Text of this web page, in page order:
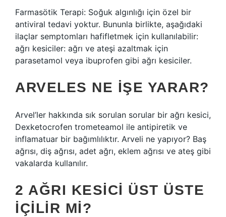
Farmasötik Terapi: Soğuk algınlığı için özel bir
antiviral tedavi yoktur. Bununla birlikte, aşağıdaki
ilaçlar semptomları hafifletmek için kullanılabilir:
ağrı kesiciler: ağrı ve ateşi azaltmak için
parasetamol veya ibuprofen gibi ağrı kesiciler.
ARVELES NE IŞE YARAR?
Arvel’ler hakkında sık sorulan sorular bir ağrı kesici,
Dexketocrofen trometeamol ile antipiretik ve
inflamatuar bir bağımlılıktır. Arveli ne yapıyor? Baş
ağrısı, diş ağrısı, adet ağrı, eklem ağrısı ve ateş gibi
vakalarda kullanılır.
2 AĞRI KESICI ÜST ÜSTE
İÇILIR MI?